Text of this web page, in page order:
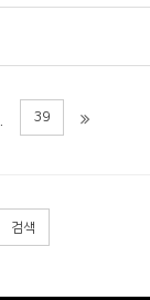
39
검색